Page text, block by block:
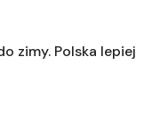
zimy. Polska lepiej